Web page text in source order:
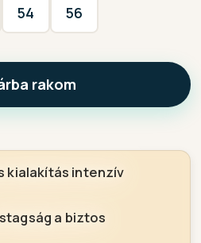
54 56
rakom
kialakítás intenzív
a biztos